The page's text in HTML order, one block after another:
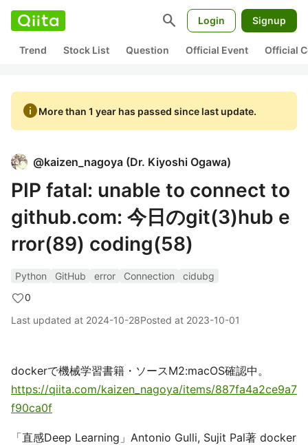
search Login Signup
Trend Stock List Question Official Event Official
infoMore than 1 year has passed since last update.
@kaizen_nagoya (Dr. Kiyoshi Ogawa)
PIP fatal: unable to connect to
github.com: 今日のgit(3)hub e
rror(89) coding(58)
Python GitHub error Connection
cidubg
0
Last updated at 2024-10-28Posted at 2023-10-01
dockerで機械学習書籍・ソースM2:macOS確認中。
https://qiita.com/kaizen_nagoya/items/887fa4a2ce9a7
f90ca0f
「直感Deep Learning」Antonio Gulli, Sujit Pal著 docker